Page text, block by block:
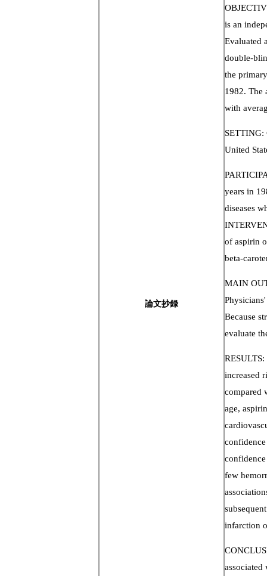
論文抄録
is an
Evaluated
double-
the
1982. The
with
SETTING:
United
years in
diseases
of aspirin
beta-
MAIN
Because
evaluate
increased
compared
age,
few
infarction